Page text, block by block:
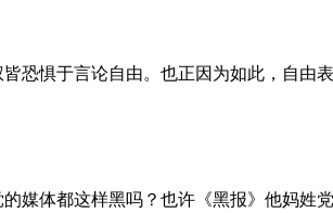
恐惧于言论自由。也正因为如此，自
媒体都这样黑吗？也许《黑报》他妈姓党